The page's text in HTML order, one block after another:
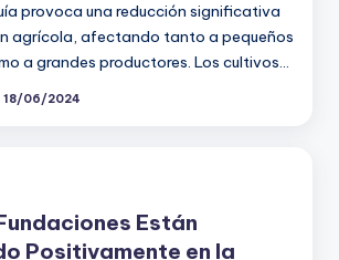
provoca una reducción significativa
agrícola, afectando tanto a pequeños
a grandes productores. Los cultivos…
18/06/2024
Están
Positivamente en la